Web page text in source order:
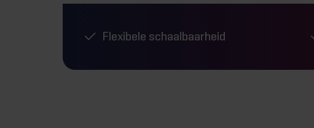
Flexibele schaalbaarheid